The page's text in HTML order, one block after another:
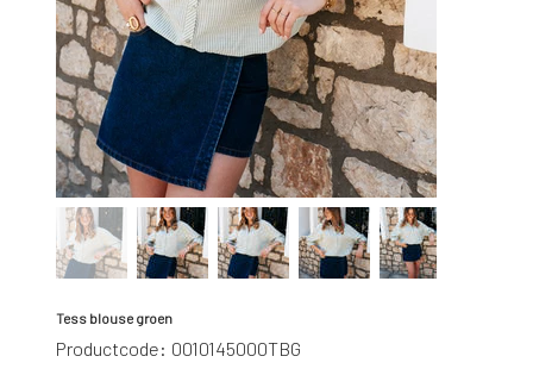
Tess blouse groen
Productcode:
Productcode
0010145000TBG
0010145000TBG